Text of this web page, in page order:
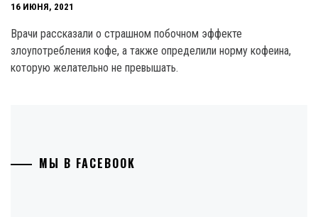
16 ИЮНЯ, 2021
Врачи рассказали о страшном побочном эффекте
злоупотребления кофе, а также определили норму кофеина,
которую желательно не превышать.
МЫ В FACEBOOK